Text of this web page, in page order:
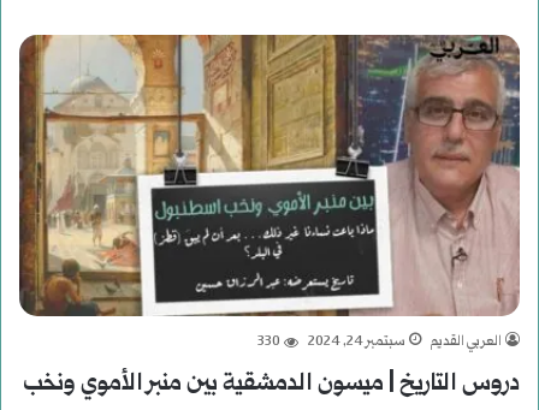
العربي القديم سبتمبر 24, 2024 330
دروس التاريخ | ميسون الدمشقية بين منبر الأموي ونخب